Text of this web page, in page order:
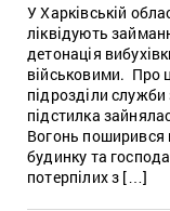
У Харківській
ліквідують
детонація
військовими. Про
підрозділи
підстилка
Вогонь поширився
будинку та
потерпілих з […]